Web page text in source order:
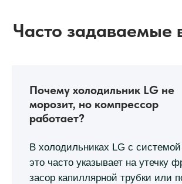
Часто задаваемые
Почему холодильник LG не
морозит, но компрессор
работает?
В холодильниках LG с
это часто указывает на утечку
засор капиллярной трубки или